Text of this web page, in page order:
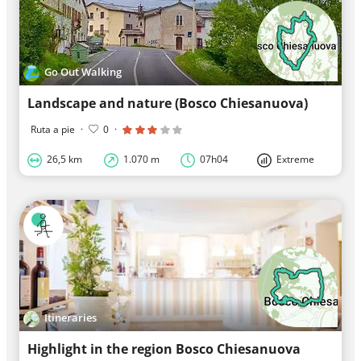
Go Out Walking
Landscape and nature (Bosco Chiesanuova)
Ruta a pie · 0 ·
26,5 km 1.070 m 07h04 Extreme
Itineraries
Highlight in the region Bosco Chiesanuova